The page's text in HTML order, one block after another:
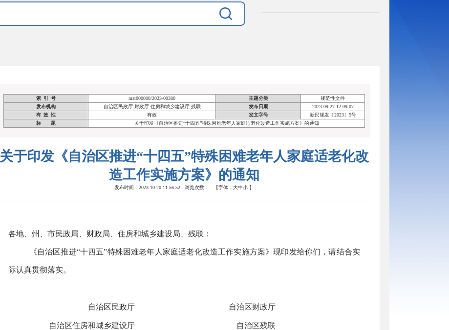
索 引 号 mzt000000/2023-00380 主题分类
规范性文件
发布机构
自治区民政厅 财政厅 住房和城乡建设厅 残联 发布日期
2023-09-27 12:09:07
有 效 性
有效 发文字号
新民规发〔2023〕5号
标 题
关于印发《自治区推进“十四五”特殊困难老年人家庭适老化改造工作实施方案》的通知
关于印发《自治区推进“十四五”特殊困难老年人家庭适老化改
造工作实施方案》的通知
发布时间：2023-10-20 11:56:52 浏览次数： 【字体： 大中小 】
各地、州、市民政局、财政局、住房和城乡建设局、残联：
《自治区推进“十四五”特殊困难老年人家庭适老化改造工作实施方案》现印发给你们，请结合实
际认真贯彻落实。
自治区民政厅 自治区财政厅
自治区住房和城乡建设厅 自治区残联